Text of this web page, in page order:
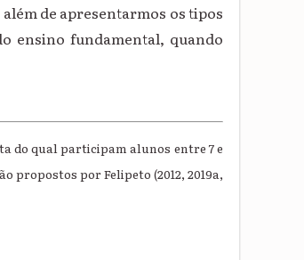
de apresentarmos os tipos
ensino fundamental, quando
do qual participam alunos entre 7 e
propostos por Felipeto (2012, 2019a,